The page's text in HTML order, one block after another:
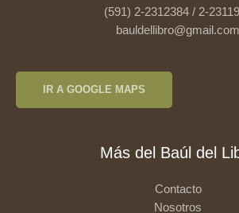
(591) 2-2312384 / 2-
bauldellibro@gmail.com
IR A GOOGLE MAPS
Más del Baúl del
Contacto
Nosotros